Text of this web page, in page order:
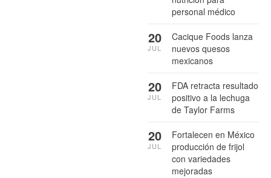
personal médico
Cacique Foods lanza
nuevos quesos
mexicanos
20
JUL
FDA retracta resultado
positivo a la lechuga
de Taylor Farms
20
JUL
Fortalecen en México
producción de frijol
con variedades
mejoradas
20
JUL